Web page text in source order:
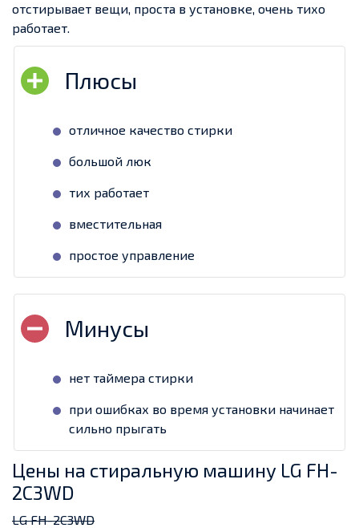
отстирывает вещи, проста в установке, очень тихо
работает.
отличное качество стирки
большой люк
тих работает
вместительная
простое управление
нет таймера стирки
при ошибках во время установки начинает
сильно прыгать
Цены на стиральную машину LG FH-
2C3WD
LG FH-2C3WD